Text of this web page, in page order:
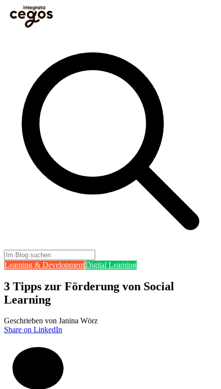
Skip to main content
Sie sind hier:Startseite
Förderung von Social Learning
Im Blog suchen
Learning & DevelopmentDigital Learning
3 Tipps zur Förderung von Social
Learning
Geschrieben von Janina Wörz
Share on LinkedIn